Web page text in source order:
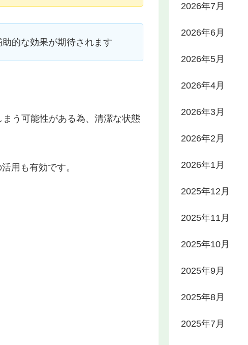
的な効果が期待されます
う可能性がある為、清潔な状態
用も有効です。
2026年7月
2026年6月
2026年5月
2026年4月
2026年3月
2026年2月
2026年1月
2025年12月
2025年11月
2025年10月
2025年9月
2025年8月
2025年7月